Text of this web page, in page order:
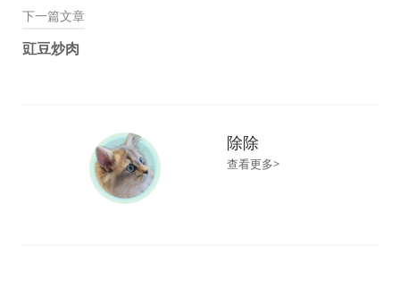
导
下一篇文章
豇豆炒肉
除除
查看更多>